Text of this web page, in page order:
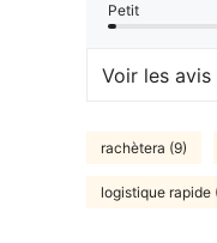
Petit
Voir les avis
rachètera (9)
logistique rapide